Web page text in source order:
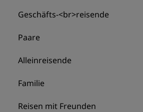
Geschäfts-<br>reisende
Paare
Alleinreisende
Familie
Reisen mit Freunden